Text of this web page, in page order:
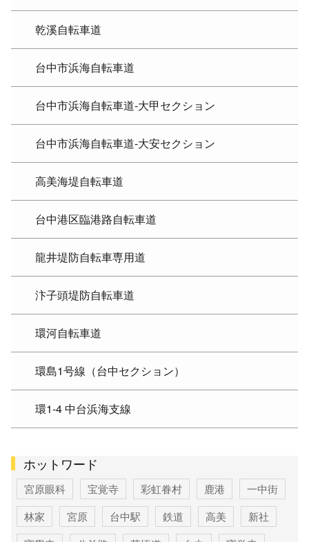
乾溪自転車道
台中市浜海自転車道
台中市浜海自転車道-大甲セクション
台中市浜海自転車道-大安セクション
高美海堤自転車道
台中港区臨港路自転車道
龍井堤防自転車専用道
汴子頭堤防自転車道
環河自転車道
環島1号線（台中セクション）
環1-4 中台浜海支線
ホットワード
宮原眼科 宝覚寺 彩虹眷村 鹿港
一中街
林家
宮原 台中駅 鉄道 高美
新社